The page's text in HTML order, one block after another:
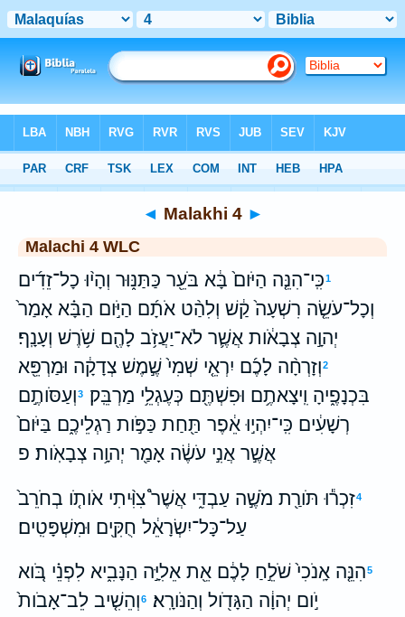
WLC> Malakhi 4
◄ Malakhi 4 ►
Malachi 4 WLC
1כִּֽי־הִנֵּ֤ה הַיֹּום֙ בָּ֔א בֹּעֵ֖ר כַּתַּנּ֑וּר וְהָי֨וּ כָל־זֵדִ֜ים
וְכָל־עֹשֵׂ֤ה רִשְׁעָה֙ קַ֔שׁ וְלִהַ֨ט אֹתָ֜ם הַיֹּ֣ום הַבָּ֗א אָמַר֙
יְהוָ֣ה צְבָאֹ֔ות אֲשֶׁ֛ר לֹא־יַעֲזֹ֥ב לָהֶ֖ם שֹׁ֥רֶשׁ וְעָנָֽף׃
2וְזָרְחָ֨ה לָכֶ֜ם יִרְאֵ֤י שְׁמִי֙ שֶׁ֣מֶשׁ צְדָקָ֔ה וּמַרְפֵּ֖א
בִּכְנָפֶ֑יהָ וִֽיצָאתֶ֥ם וּפִשְׁתֶּ֖ם כְּעֶגְלֵ֥י מַרְבֵּֽק׃
3וְעַסֹּותֶ֣ם
רְשָׁעִ֔ים כִּֽי־יִהְי֣וּ אֵ֔פֶר תַּ֖חַת כַּפֹּ֣ות רַגְלֵיכֶ֑ם בַּיֹּום֙
אֲשֶׁ֣ר אֲנִ֣י עֹשֶׂ֔ה אָמַ֖ר יְהוָ֥ה צְבָאֹֽות׃ פ
4זִכְר֕וּ תֹּורַ֖ת מֹשֶׁ֣ה עַבְדִּ֑י אֲשֶׁר֩ צִוִּ֨יתִי אֹותֹ֤ו בְחֹרֵב֙
עַל־כָּל־יִשְׂרָאֵ֔ל חֻקִּ֖ים וּמִשְׁפָּטִֽים׃
5הִנֵּ֤ה אָֽנֹכִי֙ שֹׁלֵ֣חַ לָכֶ֔ם אֵ֖ת אֵלִיָּ֣ה הַנָּבִ֑יא לִפְנֵ֗י בֹּ֚וא
יֹ֣ום יְהוָ֔ה הַגָּדֹ֖ול וְהַנֹּורָֽא׃
6וְהֵשִׁ֤יב לֵב־אָבֹות֙